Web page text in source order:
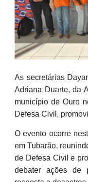
As secretárias
Adriana Duarte, da
município de Ouro
Defesa Civil,
O evento ocorre
em Tubarão,
de Defesa Civil e
debater ações de